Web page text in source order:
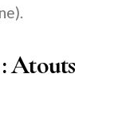
Atouts